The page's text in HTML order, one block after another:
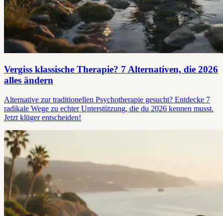
Vergiss klassische Therapie? 7 Alternativen, die 2026
alles ändern
Alternative zur traditionellen Psychotherapie gesucht? Entdecke 7
radikale Wege zu echter Unterstützung, die du 2026 kennen musst.
Jetzt klüger entscheiden!